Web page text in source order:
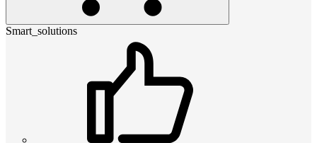
Smart_solutions